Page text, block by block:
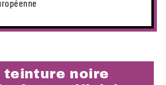
teinture noire